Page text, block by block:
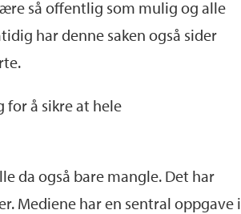
så offentlig som mulig og alle
har denne saken også sider
å sikre at hele
da også bare mangle. Det har
Mediene har en sentral oppgave i